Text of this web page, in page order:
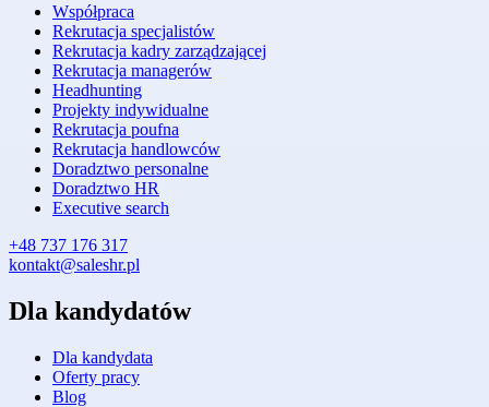
Współpraca
Rekrutacja specjalistów
Rekrutacja kadry zarządzającej
Rekrutacja managerów
Headhunting
Projekty indywidualne
Rekrutacja poufna
Rekrutacja handlowców
Doradztwo personalne
Doradztwo HR
Executive search
+48 737 176 317
kontakt@saleshr.pl
Dla kandydatów
Dla kandydata
Oferty pracy
Blog